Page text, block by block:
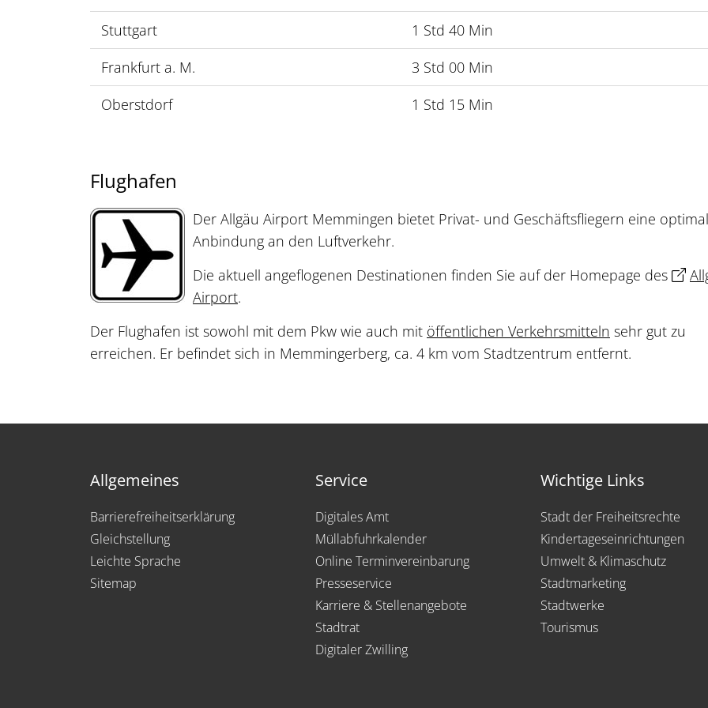
Stuttgart
1 Std 40 Min
Frankfurt a. M.
3 Std 00 Min
Oberstdorf
1 Std 15 Min
Flughafen
Der Allgäu Airport Memmingen bietet Privat- und Geschäftsfliegern eine
Anbindung an den Luftverkehr.
Die aktuell angeflogenen Destinationen finden Sie auf der Homepage des
Airport.
Der Flughafen ist sowohl mit dem Pkw wie auch mit öffentlichen Verkehrsmitteln sehr gut zu
erreichen. Er befindet sich in Memmingerberg, ca. 4 km vom Stadtzentrum entfernt.
Allgemeines
Barrierefreiheitserklärung
Gleichstellung
Leichte Sprache
Sitemap
Service
Digitales Amt
Müllabfuhrkalender
Online Terminvereinbarung
Presseservice
Karriere & Stellenangebote
Stadtrat
Digitaler Zwilling
Wichtige Links
Stadt der Freiheitsrechte
Kindertageseinrichtungen
Umwelt & Klimaschutz
Stadtmarketing
Stadtwerke
Tourismus